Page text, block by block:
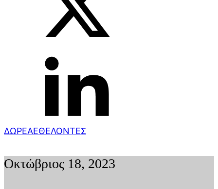
ΔΩΡΕΑΕΘΕΛΟΝΤΕΣ
Οκτώβριος 18, 2023